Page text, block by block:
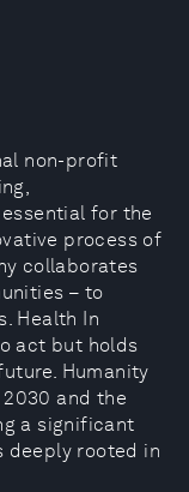
non-profit
for the
process of
collaborates
– to
Health In
act but holds
Humanity
and the
a significant
deeply rooted in